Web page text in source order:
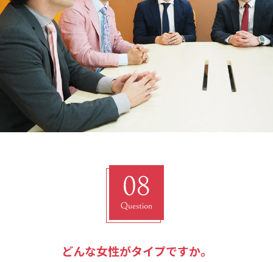
どんな女性がタイプですか。